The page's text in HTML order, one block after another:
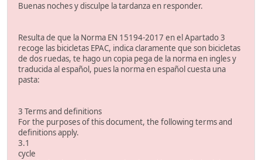
Buenas noches y disculpe la tardanza en responder.
Resulta de que la Norma EN 15194-2017 en el Apartado 3
recoge las bicicletas EPAC, indica claramente que son bicicletas
de dos ruedas, te hago un copia pega de la norma en ingles y
traducida al español, pues la norma en español cuesta una
pasta:
3 Terms and definitions
For the purposes of this document, the following terms and
definitions apply.
3.1
cycle